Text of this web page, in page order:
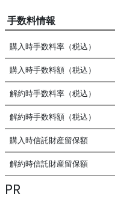
手数料情報
購入時手数料率（税込）
購入時手数料額（税込）
解約時手数料率（税込）
解約時手数料額（税込）
購入時信託財産留保額
解約時信託財産留保額
PR